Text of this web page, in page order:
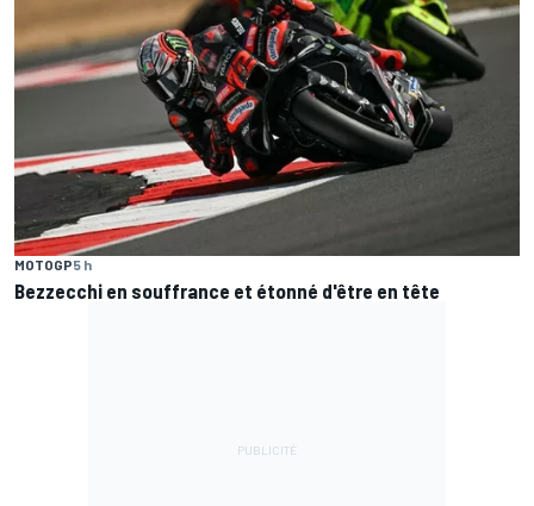
MOTOGP5 h
Bezzecchi en souffrance et étonné d'être en tête